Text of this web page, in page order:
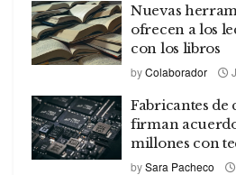
Nuevas
ofrecen a los
con los libros
byColaborador
Fabricantes de
firman
millones con
bySara Pacheco